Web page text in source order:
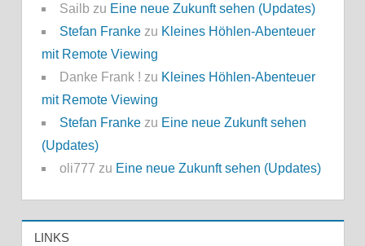
Sailb zu Eine neue Zukunft sehen (Updates)
Stefan Frankezu Kleines Höhlen-Abenteuer
mit Remote Viewing
Danke Frank ! zu Kleines Höhlen-Abenteuer
mit Remote Viewing
Stefan Frankezu Eine neue Zukunft sehen
(Updates)
oli777 zu Eine neue Zukunft sehen (Updates)
LINKS